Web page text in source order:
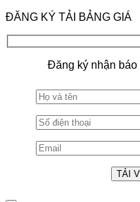
ĐĂNG KÝ TẢI BẢNG GIÁ
Đăng ký nhận